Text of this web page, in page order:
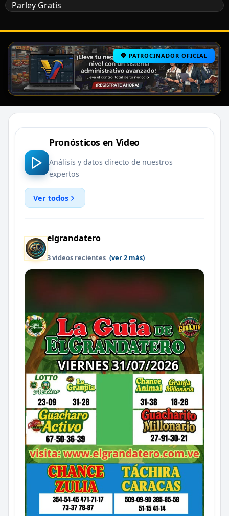
Parley Gratis
PATROCINADOR OFICIAL
Pronósticos en Video
Análisis y datos directo de nuestros
expertos
Ver todos
elgrandatero
3 videos recientes (ver 2 más)